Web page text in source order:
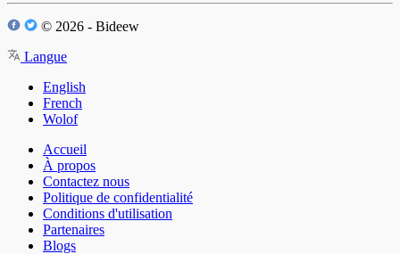
© 2026 - Bideew
Langue
English
French
Wolof
Accueil
À propos
Contactez nous
Politique de confidentialité
Conditions d'utilisation
Partenaires
Blogs